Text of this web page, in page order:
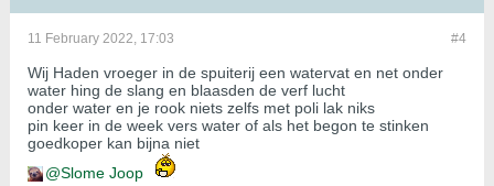
#4
11 February 2022, 17:03
Wij Haden vroeger in de spuiterij een watervat en net onder
water hing de slang en blaasden de verf lucht
onder water en je rook niets zelfs met poli lak niks
pin keer in de week vers water of als het begon te stinken
goedkoper kan bijna niet
Slome Joop